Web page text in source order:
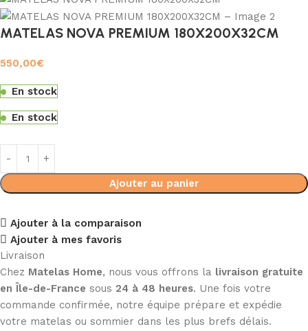
MATELAS NOVA PREMIUM 180X200X32CM
550,00€
En stock
En stock
Ajouter au panier
Ajouter à la comparaison
Ajouter à mes favoris
Livraison
Chez Matelas Home, nous vous offrons la livraison gratuite
en Île-de-France sous 24 à 48 heures. Une fois votre
commande confirmée, notre équipe prépare et expédie
votre matelas ou sommier dans les plus brefs délais.